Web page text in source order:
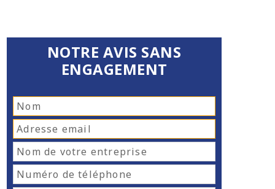
NOTRE AVIS SANS
ENGAGEMENT